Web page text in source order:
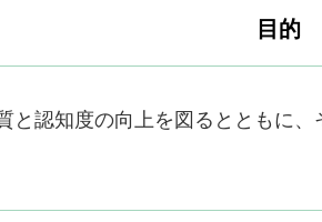
目的
と認知度の向上を図るとともに